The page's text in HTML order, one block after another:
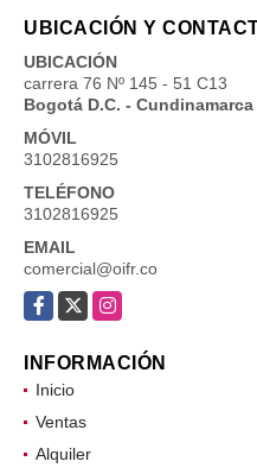
UBICACIÓN Y
UBICACIÓN
carrera 76 Nº 145 - 51 C13
Bogotá D.C. -
MÓVIL
3102816925
TELÉFONO
3102816925
EMAIL
comercial@oifr.co
Facebook
X Instagram
INFORMACIÓN
Inicio
Ventas
Alquiler